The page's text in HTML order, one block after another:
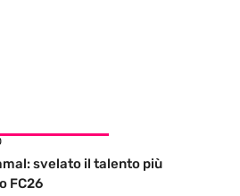
svelato il talento più
FC26